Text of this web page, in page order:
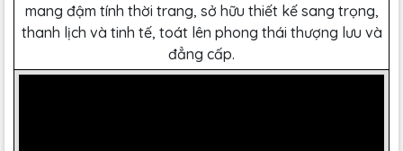
mang đậm tính thời trang, sở hữu thiết kế sang trọng,
thanh lịch và tinh tế, toát lên phong thái thượng lưu và
đẳng cấp.